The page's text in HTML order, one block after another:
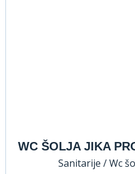
WC ŠOLJA JIKA
Sanitarije / Wc